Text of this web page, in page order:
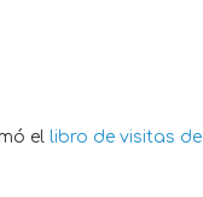
el libro de visitas de